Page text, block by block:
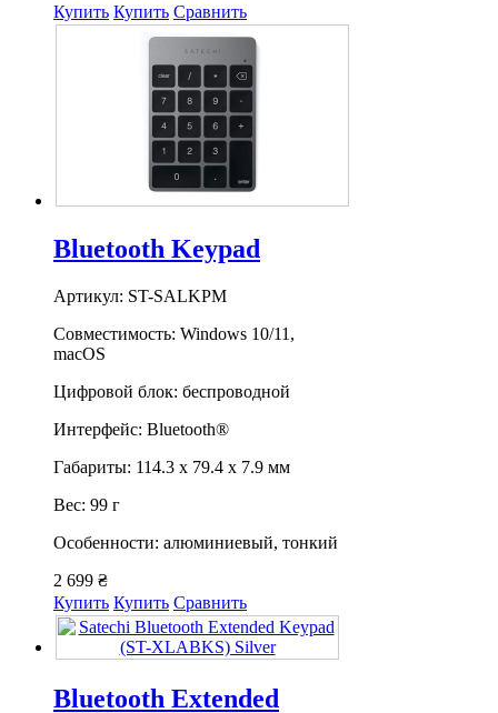
Купить Купить Сравнить
Bluetooth Keypad
Артикул: ST-SALKPM
Совместимость: Windows 10/11,
macOS
Цифровой блок: беспроводной
Интерфейс: Bluetooth®
Габариты: 114.3 х 79.4 х 7.9 мм
Вес: 99 г
Особенности: алюминиевый, тонкий
2 699 ₴
Купить Купить Сравнить
Bluetooth Extended